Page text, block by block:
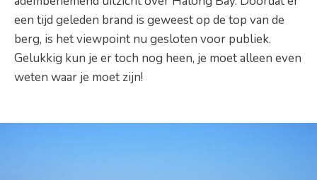
een tijd geleden brand is geweest op de top van de
berg, is het viewpoint nu gesloten voor publiek.
Gelukkig kun je er toch nog heen, je moet alleen even
weten waar je moet zijn!